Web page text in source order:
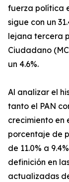
fuerza política
sigue con un
lejana tercera
Ciudadano
un 4.6%.
Al analizar el
tanto el PAN
crecimiento en
porcentaje de
de 11.0% a
definición en
actualizadas